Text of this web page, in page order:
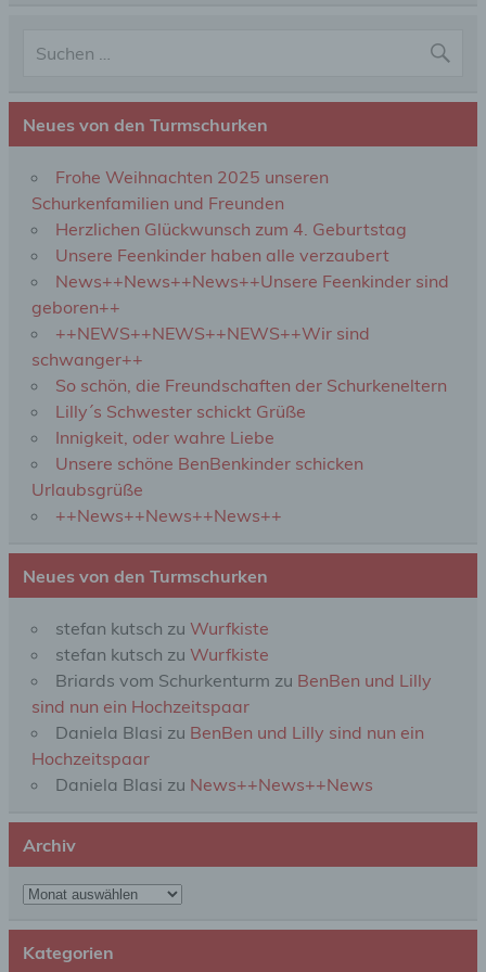
Neues von den Turmschurken
Frohe Weihnachten 2025 unseren
Schurkenfamilien und Freunden
Herzlichen Glückwunsch zum 4. Geburtstag
Unsere Feenkinder haben alle verzaubert
News++News++News++Unsere Feenkinder sind
geboren++
++NEWS++NEWS++NEWS++Wir sind
schwanger++
So schön, die Freundschaften der Schurkeneltern
Lilly´s Schwester schickt Grüße
Innigkeit, oder wahre Liebe
Unsere schöne BenBenkinder schicken
Urlaubsgrüße
++News++News++News++
Neues von den Turmschurken
stefan kutsch zu Wurfkiste
stefan kutsch zu Wurfkiste
Briards vom Schurkenturm zu BenBen und Lilly
sind nun ein Hochzeitspaar
Daniela Blasi zu BenBen und Lilly sind nun ein
Hochzeitspaar
Daniela Blasi zu News++News++News
Archiv
Archiv
Kategorien
welche die personenbezogenen Daten ohne
zugeordnet werden können, sofern diese
zusätzlichen Informationen gesondert aufbewahrt
Maßnahmen unterliegen, die gewährleisten, dass
die personenbezogenen Daten nicht einer
identifizierten oder identifizierbaren natürlichen
Person zugewiesen werden.
g) Verantwortlicher oder für die Verarbeitung
Verantwortlicher oder für die Verarbeitung
Verantwortlicher ist die natürliche oder juristische
Person, Behörde, Einrichtung oder andere Stelle,
die allein oder gemeinsam mit anderen über die
Zwecke und Mittel der Verarbeitung von
personenbezogenen Daten entscheidet. Sind die
Zwecke und Mittel dieser Verarbeitung durch das
Unionsrecht oder das Recht der Mitgliedstaaten
vorgegeben, so kann der Verantwortliche
seiner Benennung nach dem Unionsrecht oder
dem Recht der Mitgliedstaaten vorgesehen
h) Auftragsverarbeiter
Auftragsverarbeiter ist eine natürliche oder
juristische Person, Behörde, Einrichtung oder
andere Stelle, die personenbezogene Daten im
Auftrag des Verantwortlichen verarbeitet.
i) Empfänger
Empfänger ist eine natürliche oder juristische
unabhängig davon, ob es sich bei ihr um einen